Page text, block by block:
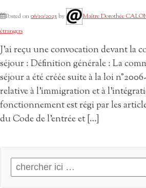
Posted on06/10/2025by Maître Dorothée
étrangers
J’ai reçu une convocation devant la
séjour : Définition générale : La
séjour a été créée suite à la loi
relative à l’immigration et à
fonctionnement est régi par les
du Code de l’entrée et […]
Search for: